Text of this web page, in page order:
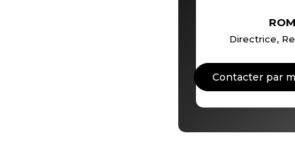
Directrice,
Contacter par